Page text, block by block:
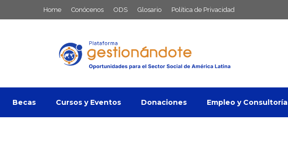
al
Home Conócenos ODS Glosario Política de Privacidad
Becas Cursos y Eventos Donaciones Empleo y Consultoría